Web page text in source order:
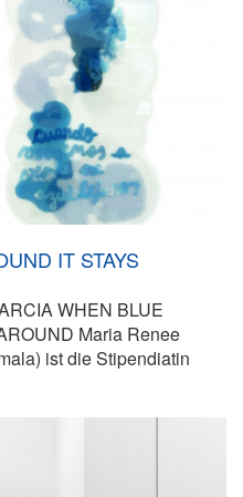
IT STAYS
WHEN BLUE
Maria Renee
ist die Stipendiatin